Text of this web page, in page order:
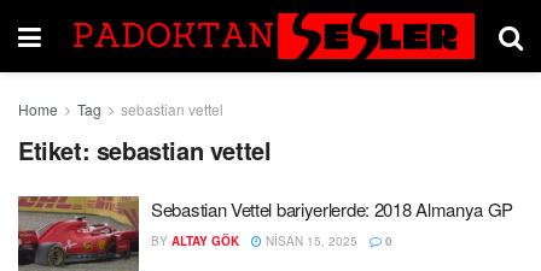
Home Tag sebastian vettel
Etiket: sebastian vettel
Sebastian Vettel bariyerlerde: 2018 Almanya GP
BY ALTAY GÖK NISAN 15, 2025 0